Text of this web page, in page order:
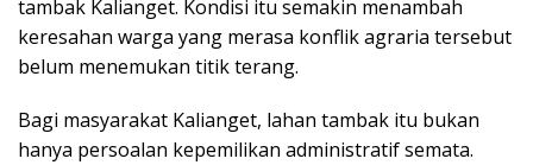
tambak Kalianget. Kondisi itu semakin menambah
keresahan warga yang merasa konflik agraria tersebut
belum menemukan titik terang.
Bagi masyarakat Kalianget, lahan tambak itu bukan
hanya persoalan kepemilikan administratif semata.